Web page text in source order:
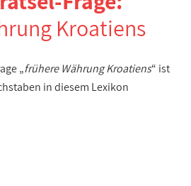
Kroatiens
„frühere Währung Kroatiens“ ist
in diesem Lexikon